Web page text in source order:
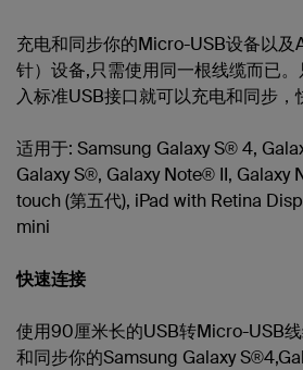
充电和同步你的Micro-USB设备以
针）设备,只需使用同一根线缆而已
入标准USB接口就可以充电和同步，
适用于: Samsung Galaxy S® 4,
Galaxy S®, Galaxy Note® II, Galaxy
touch (第五代), iPad with Retina
mini
快速连接
使用90厘米长的USB转Micro-USB
和同步你的Samsung Galaxy